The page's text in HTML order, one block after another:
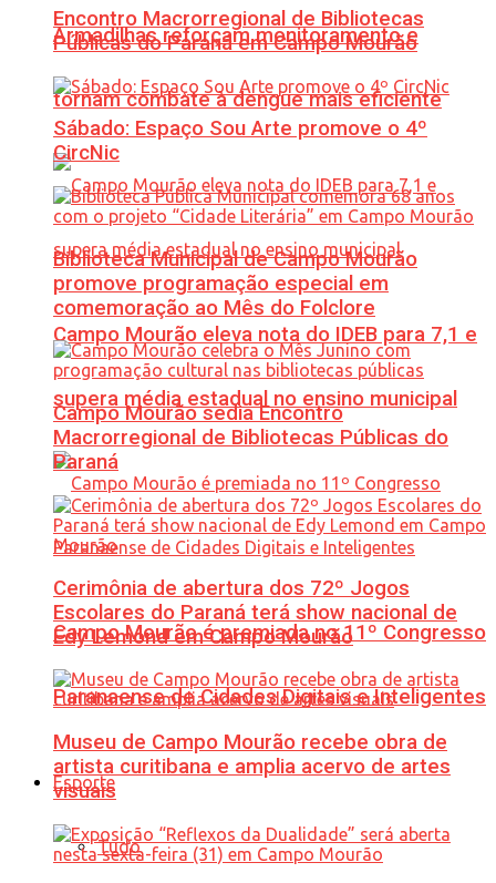
Armadilhas reforçam monitoramento e
tornam combate à dengue mais eficiente
Campo Mourão eleva nota do IDEB para 7,1 e
supera média estadual no ensino municipal
Campo Mourão é premiada no 11º Congresso
Paranaense de Cidades Digitais e Inteligentes
Esporte
Tudo
Encontro Macrorregional de Bibliotecas
Públicas do Paraná em Campo Mourão
Sábado: Espaço Sou Arte promove o 4º
CircNic
Biblioteca Municipal de Campo Mourão
promove programação especial em
comemoração ao Mês do Folclore
Campo Mourão sedia Encontro
Macrorregional de Bibliotecas Públicas do
Paraná
Cerimônia de abertura dos 72º Jogos
Escolares do Paraná terá show nacional de
Edy Lemond em Campo Mourão
Museu de Campo Mourão recebe obra de
artista curitibana e amplia acervo de artes
visuais